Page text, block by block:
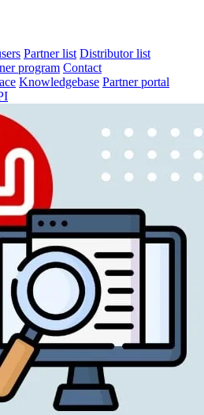
Partner list Distributor list
program Contact
Knowledgebase Partner portal